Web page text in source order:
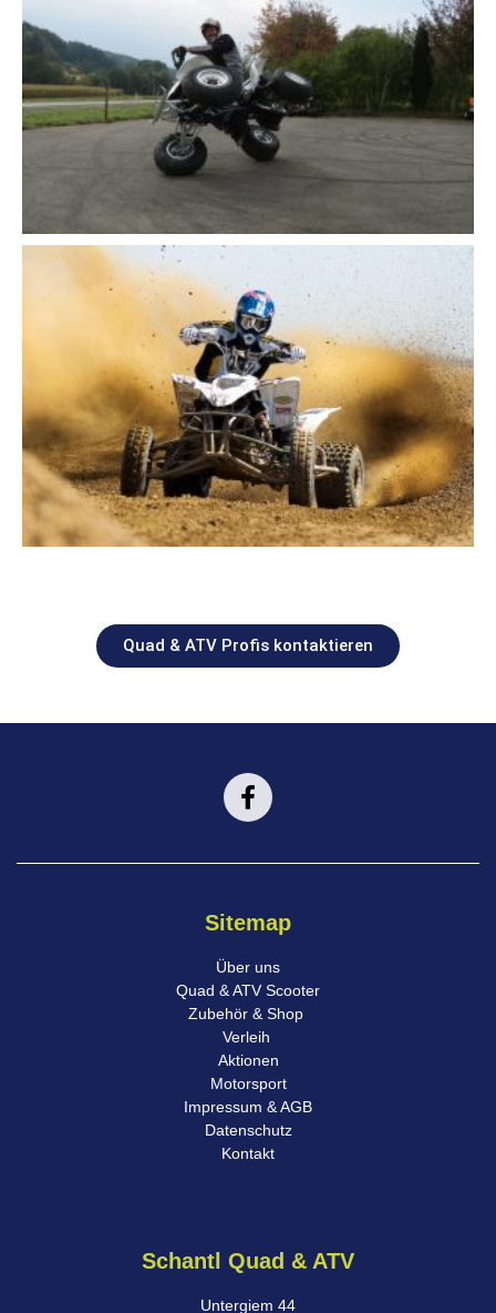
Quad & ATV Profis kontaktieren
Sitemap
Über uns
Quad & ATV Scooter
Zubehör & Shop
Verleih
Aktionen
Motorsport
Impressum & AGB
Datenschutz
Kontakt
Schantl Quad & ATV
Untergiem 44